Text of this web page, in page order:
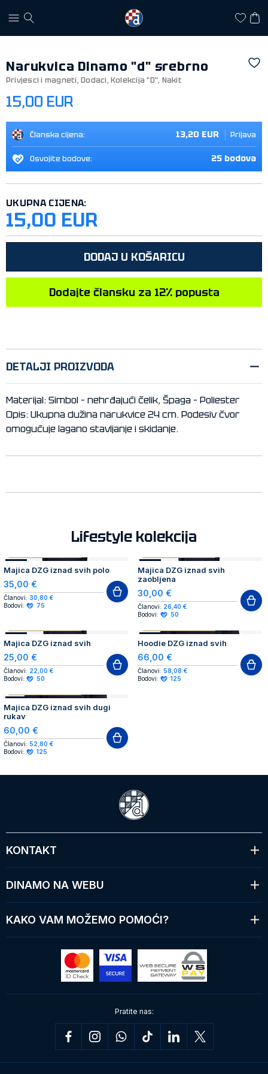
Narukvica Dinamo "d" srebrno
Privjesci i magneti,Dodaci, Kolekcija "D", Nakit
15,00 EUR
Članska cijena: 13,20 EUR Prijava
Osvojite bodove: 25 bodova
UKUPNA CIJENA:
15,00 EUR
DODAJ U KOŠARICU
Dodajte člansku za 12% popusta
DETALJI PROIZVODA
Materijal: Simbol – nehrđajući čelik, Špaga – Poliester
Opis: Ukupna dužina narukvice 24 cm. Podesiv čvor
omogućuje lagano stavljanje i skidanje.
Lifestyle kolekcija
NOVO
Majica DZG iznad svih polo
35,00 €
Članovi: 30,80 €
Bodovi:
75
NOVO
Majica DZG iznad svih
zaobljena
30,00 €
Članovi: 26,40 €
Bodovi:
50
NOVO
Majica DZG iznad svih
25,00 €
Članovi: 22,00 €
Bodovi:
50
NOVO
Hoodie DZG iznad svih
66,00 €
Članovi: 58,08 €
Bodovi:
125
NOVO
Majica DZG iznad svih dugi
rukav
60,00 €
Članovi: 52,80 €
Bodovi:
125
KONTAKT
DINAMO NA WEBU
KAKO VAM MOŽEMO POMOĆI?
Pratite nas: